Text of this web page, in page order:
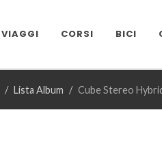
VIAGGI CORSI BICI
Lista Album Cube Stereo